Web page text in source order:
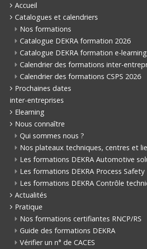
Accueil
Catalogues et calendriers
Nos formations
Catalogue DEKRA formation 2026
Catalogue DEKRA formation e-learning
Calendrier des formations inter-
Calendrier des formations CSPS 2026
Prochaines dates
inter-entreprises
Elearning
Nous connaître
Qui sommes nous ?
Nos plateaux techniques, centres et
Les formations DEKRA Automotive
Les formations DEKRA Process Safety
Les formations DEKRA Contrôle
Actualités
Pratique
Nos formations certifiantes RNCP/RS
Guide des formations DEKRA
Vérifier un n° de CACES